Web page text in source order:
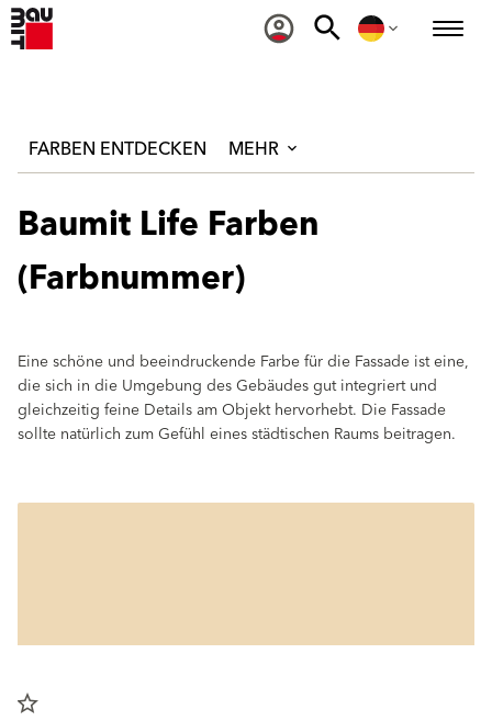
FARBEN ENTDECKEN MEHR
Baumit Life Farben
(Farbnummer)
Eine schöne und beeindruckende Farbe für die Fassade ist eine,
die sich in die Umgebung des Gebäudes gut integriert und
gleichzeitig feine Details am Objekt hervorhebt. Die Fassade
sollte natürlich zum Gefühl eines städtischen Raums beitragen.
star_border